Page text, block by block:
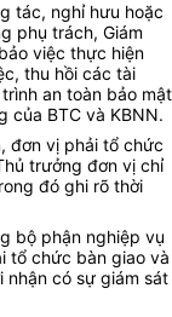
tác, nghỉ hưu hoặc
phụ trách, Giám
việc thực hiện
thu hồi các tài
an toàn bảo mật
của BTC và KBNN.
đơn vị phải tổ chức
trưởng đơn vị chỉ
đó ghi rõ thời
bộ phận nghiệp vụ
tổ chức bàn giao và
nhận có sự giám sát